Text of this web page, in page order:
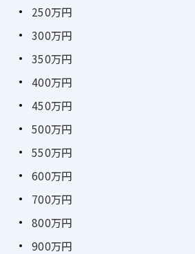
250万円
300万円
350万円
400万円
450万円
500万円
550万円
600万円
700万円
800万円
900万円